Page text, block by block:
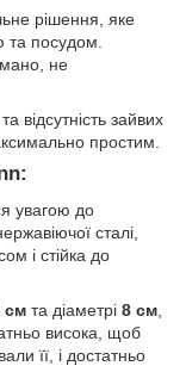
рішення, яке
та посудом.
не
відсутність зайвих
простим.
увагою до
сталі,
і стійка до
см та діаметрі 8 см
висока, щоб
її, і достатньо